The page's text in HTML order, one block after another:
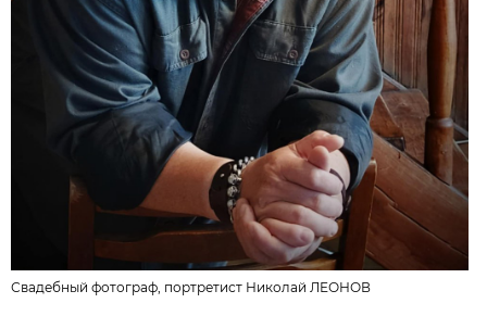
Свадебный фотограф, портретист Николай ЛЕОНОВ